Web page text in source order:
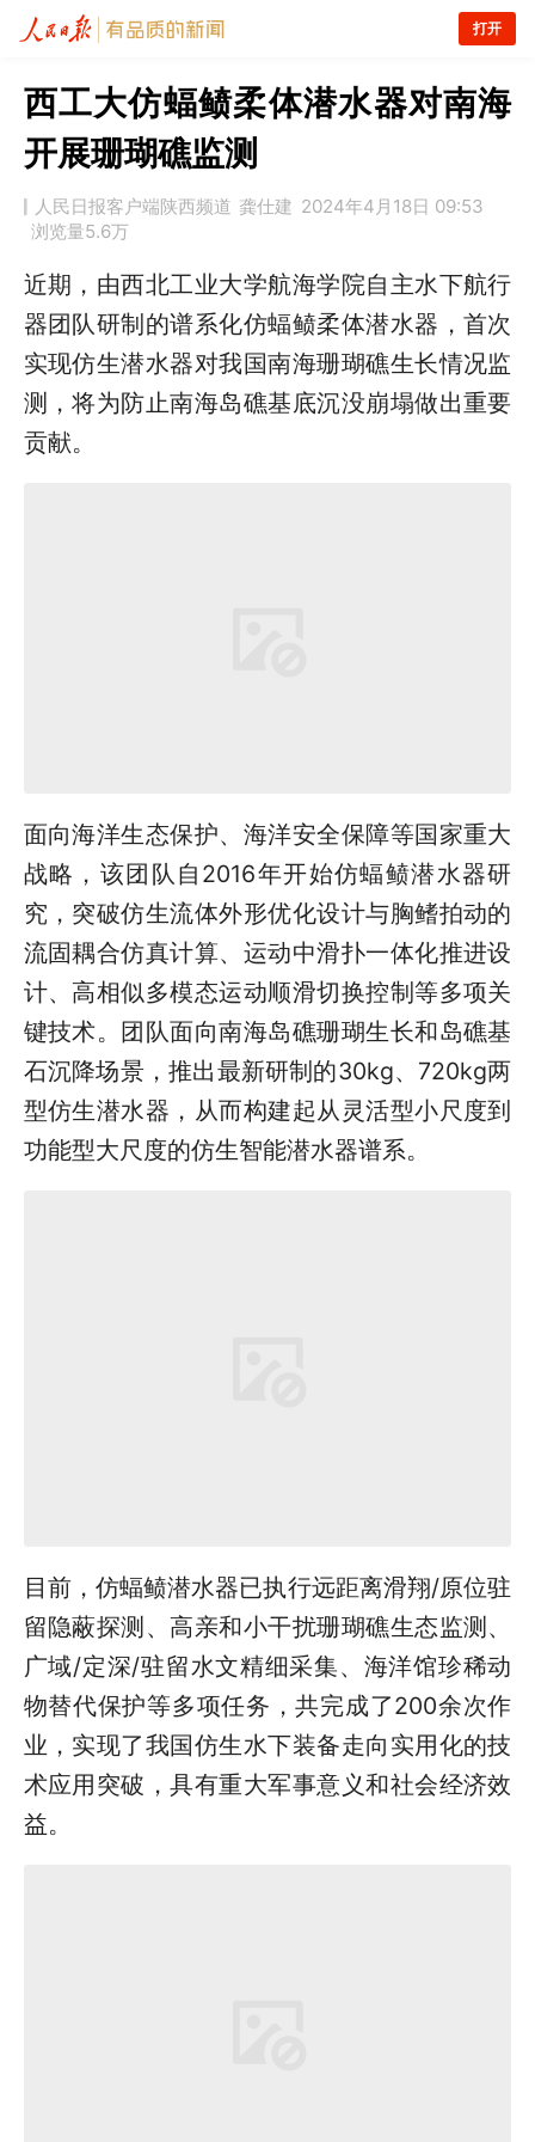
打开
西工大仿蝠鲼柔体潜水器对南海
开展珊瑚礁监测
人民日报客户端陕西频道 龚仕建 2024年4月18日 09:53
浏览量5.6万
近期，由西北工业大学航海学院自主水下航行
器团队研制的谱系化仿蝠鲼柔体潜水器，首次
实现仿生潜水器对我国南海珊瑚礁生长情况监
测，将为防止南海岛礁基底沉没崩塌做出重要
贡献。
面向海洋生态保护、海洋安全保障等国家重大
战略，该团队自2016年开始仿蝠鲼潜水器研
究，突破仿生流体外形优化设计与胸鳍拍动的
流固耦合仿真计算、运动中滑扑一体化推进设
计、高相似多模态运动顺滑切换控制等多项关
键技术。团队面向南海岛礁珊瑚生长和岛礁基
石沉降场景，推出最新研制的30kg、720kg两
型仿生潜水器，从而构建起从灵活型小尺度到
功能型大尺度的仿生智能潜水器谱系。
目前，仿蝠鲼潜水器已执行远距离滑翔/原位驻
留隐蔽探测、高亲和小干扰珊瑚礁生态监测、
广域/定深/驻留水文精细采集、海洋馆珍稀动
物替代保护等多项任务，共完成了200余次作
业，实现了我国仿生水下装备走向实用化的技
术应用突破，具有重大军事意义和社会经济效
益。